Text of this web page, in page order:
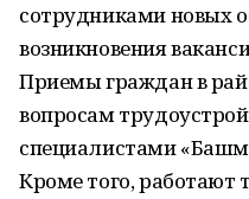
сотрудниками новых
возникновения
Приемы граждан в
вопросам
специалистами
Кроме того, работают